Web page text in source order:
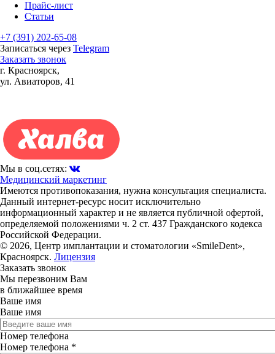
Прайс-лист
Статьи
+7 (391) 202-65-08
Записаться через Telegram
Заказать звонок
г. Красноярск,
ул. Авиаторов, 41
Мы в соц.сетях:
Медицинский маркетинг
Имеются противопоказания, нужна консультация специалиста.
Данный интернет-ресурс носит исключительно
информационный характер и не является публичной офертой,
определяемой положениями ч. 2 ст. 437 Гражданского кодекса
Российской Федерации.
© 2026, Центр имплантации и стоматологии «SmileDent»,
Красноярск. Лицензия
Заказать звонок
Мы перезвоним Вам
в ближайшее время
Ваше имя
Ваше имя
Номер телефона
Номер телефона *